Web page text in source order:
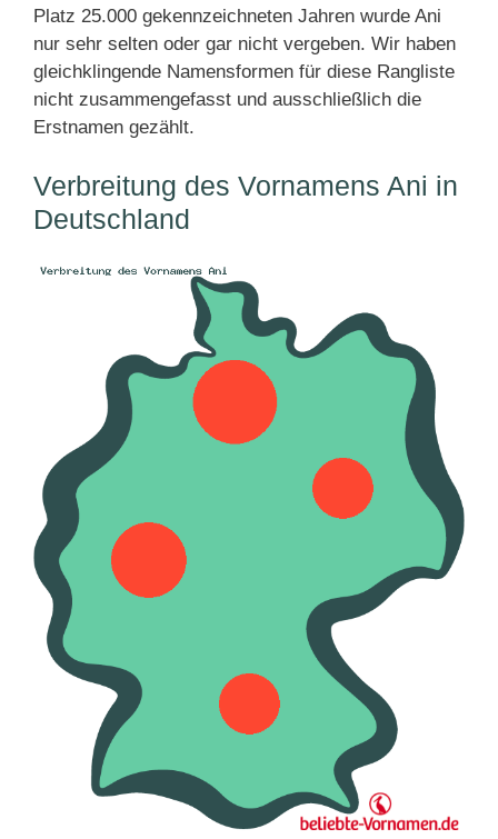
Platz 25.000 gekennzeichneten Jahren wurde Ani
nur sehr selten oder gar nicht vergeben. Wir haben
gleichklingende Namensformen für diese Rangliste
nicht zusammengefasst und ausschließlich die
Erstnamen gezählt.
Verbreitung des Vornamens Ani in
Deutschland